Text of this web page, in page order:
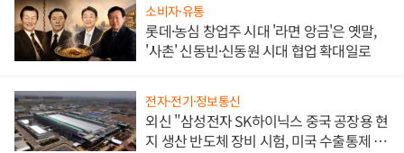
소비자·유통
롯데·농심 창업주 시대 '라면 앙금'은 옛말,
'사촌' 신동빈·신동원 시대 협업 확대일로
전자·전기·정보통신
외신 "삼성전자 SK하이닉스 중국 공장용 현
지 생산 반도체 장비 시험, 미국 수출통제 대